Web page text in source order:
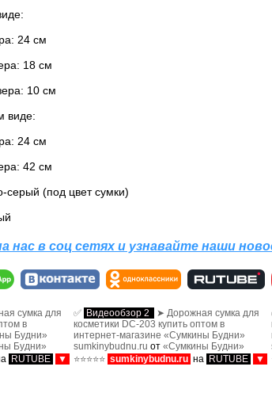
24 см
18 см
10 см
виде:
24 см
42 см
серый (под цвет сумки)
нас в соц сетях и узнавайте наши
сумка для
в
Будни»
Будни»
RUTUBE ▼
✅ Видеообзор 2
➤ Дорожная сумка для
косметики DC-203 купить оптом в
интернет-магазине «Сумкины Будни»
sumkinybudnu.ru от «Сумкины Будни»
⭐⭐⭐⭐⭐ sumkinybudnu.ru на RUTUBE ▼